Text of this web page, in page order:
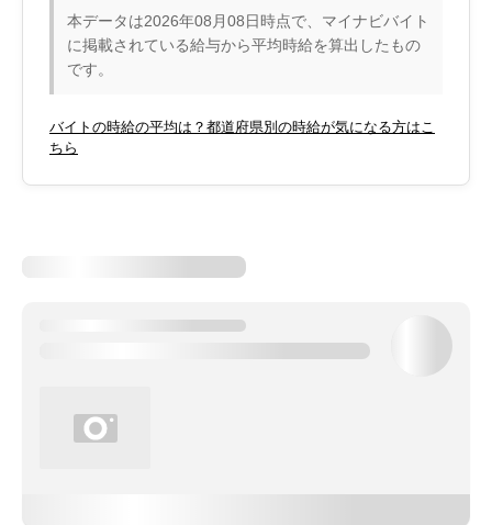
本データは2026年08月08日時点で、マイナビバイト
に掲載されている給与から平均時給を算出したもの
です。
バイトの時給の平均は？都道府県別の時給が気になる方はこ
ちら